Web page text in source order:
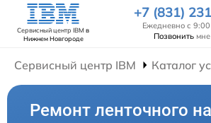
Сервисный центр IBM в
Нижнем Новгороде
+7 (831)
Ежедневно с
Позвонить
Сервисный центр IBM Каталог
Ремонт ленточного